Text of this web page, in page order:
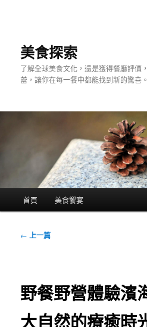
美食探索
了解全球美食文化，還是獲得餐廳評價
蕾，讓你在每一餐中都能找到新的驚喜。
首頁 美食饗宴
文
← 上一篇
野餐野營體驗濱
大自然的療癒時